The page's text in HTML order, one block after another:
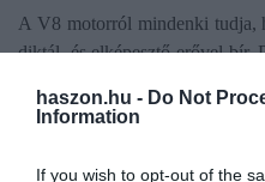
haszon.hu - Do Not
Information
If you wish to opt-out of the
A V8 motorról mindenki tudja,
diktál, és elképesztő erővel bír.
van, így a rendkívüli előnye
hatalmas hátránnyá válhat,